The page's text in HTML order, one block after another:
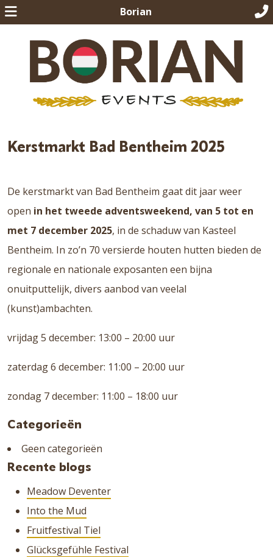
Borian
Kerstmarkt Bad Bentheim 2025
De kerstmarkt van Bad Bentheim gaat dit jaar weer
open in het tweede adventsweekend, van 5 tot en
met 7 december 2025, in de schaduw van Kasteel
Bentheim. In zo’n 70 versierde houten hutten bieden de
regionale en nationale exposanten een bijna
onuitputtelijk, divers aanbod van veelal
(kunst)ambachten.
vrijdag 5 december: 13:00 – 20:00 uur
zaterdag 6 december: 11:00 – 20:00 uur
zondag 7 december: 11:00 – 18:00 uur
Categorieën
Geen categorieën
Recente blogs
Meadow Deventer
Into the Mud
Fruitfestival Tiel
Glücksgefühle Festival